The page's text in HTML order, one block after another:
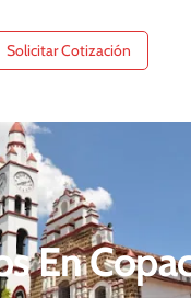
Solicitar Cotización
En